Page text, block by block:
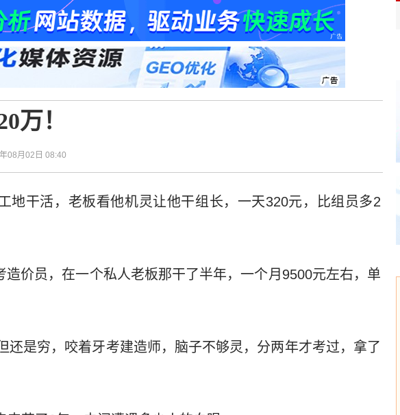
万！
08月02日 08:40
地干活，老板看他机灵让他干组长，一天320元，比组员多2
价员，在一个私人老板那干了半年，一个月9500元左右，单
还是穷，咬着牙考建造师，脑子不够灵，分两年才考过，拿了